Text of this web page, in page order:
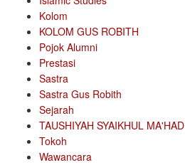
Kolom
KOLOM GUS ROBITH
Pojok Alumni
Prestasi
Sastra
Sastra Gus Robith
Sejarah
TAUSHIYAH SYAIKHUL MA'HAD
Tokoh
Wawancara